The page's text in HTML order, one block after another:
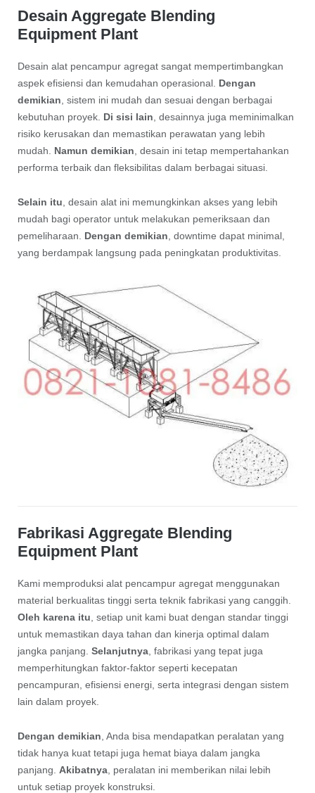
Desain Aggregate Blending
Equipment Plant
Desain alat pencampur agregat sangat mempertimbangkan
aspek efisiensi dan kemudahan operasional. Dengan
demikian , sistem ini mudah dan sesuai dengan berbagai
kebutuhan proyek. Di sisi lain , desainnya juga meminimalkan
risiko kerusakan dan memastikan perawatan yang lebih
mudah. Namun demikian , desain ini tetap mempertahankan
performa terbaik dan fleksibilitas dalam berbagai situasi.
Selain itu , desain alat ini memungkinkan akses yang lebih
mudah bagi operator untuk melakukan pemeriksaan dan
pemeliharaan. Dengan demikian , downtime dapat minimal,
yang berdampak langsung pada peningkatan produktivitas.
Fabrikasi Aggregate Blending
Equipment Plant
Kami memproduksi alat pencampur agregat menggunakan
material berkualitas tinggi serta teknik fabrikasi yang canggih.
Oleh karena itu , setiap unit kami buat dengan standar tinggi
untuk memastikan daya tahan dan kinerja optimal dalam
jangka panjang. Selanjutnya, fabrikasi yang tepat juga
memperhitungkan faktor-faktor seperti kecepatan
pencampuran, efisiensi energi, serta integrasi dengan sistem
lain dalam proyek.
Dengan demikian , Anda bisa mendapatkan peralatan yang
tidak hanya kuat tetapi juga hemat biaya dalam jangka
panjang. Akibatnya, peralatan ini memberikan nilai lebih
untuk setiap proyek konstruksi.